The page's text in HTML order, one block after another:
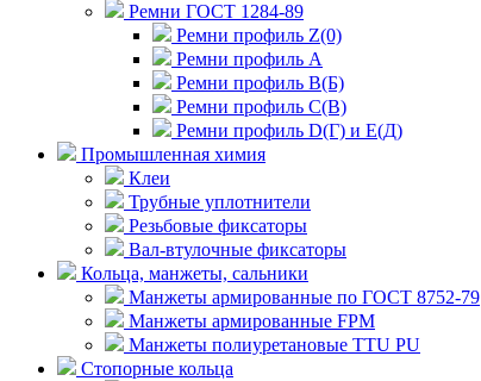
Ремни ГОСТ 1284-89
Ремни профиль Z(0)
Ремни профиль А
Ремни профиль В(Б)
Ремни профиль С(В)
Ремни профиль D(Г) и E(Д)
Промышленная химия
Клеи
Трубные уплотнители
Резьбовые фиксаторы
Вал-втулочные фиксаторы
Кольца, манжеты, сальники
Манжеты армированные по ГОСТ 8752-79
Манжеты армированные FPM
Манжеты полиуретановые TTU PU
Стопорные кольца